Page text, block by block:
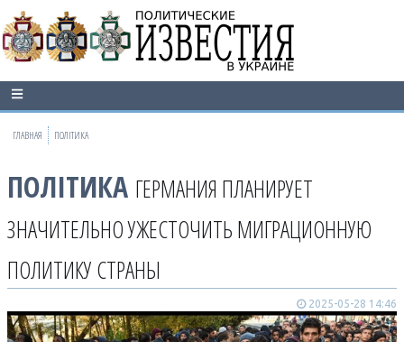
ГЛАВНАЯ ПОЛІТИКА
ПОЛІТИКА ГЕРМАНИЯ ПЛАНИРУЕТ
ЗНАЧИТЕЛЬНО УЖЕСТОЧИТЬ МИГРАЦИОННУЮ
ПОЛИТИКУ СТРАНЫ
2025-05-28 14:46